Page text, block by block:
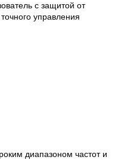
с защитой от
управления
диапазоном частот и